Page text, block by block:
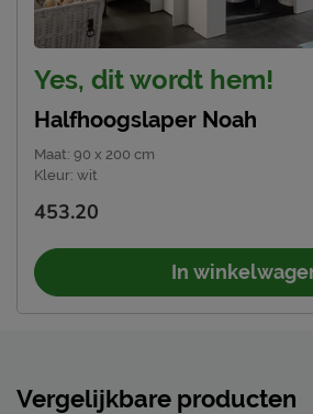
Yes, dit wordt hem!
Halfhoogslaper Noah
Maat: 90 x 200 cm
Kleur: wit
453.20
In
Vergelijkbare producten